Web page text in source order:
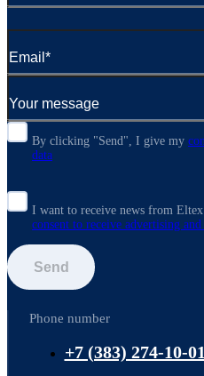
By clicking "Send", I give my
data
I want to receive news from
consent to receive advertising
Send
Phone number
+7 (383) 274-10-01